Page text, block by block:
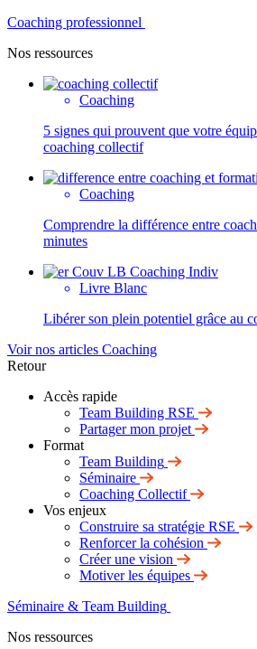
Coaching professionnel
Nos ressources
Coaching
5 signes qui prouvent que votre
coaching collectif
Coaching
Comprendre la différence entre
minutes
Livre Blanc
Libérer son plein potentiel grâce au
Voir nos articles Coaching
Retour
Accès rapide
Team Building RSE
Partager mon projet
Format
Team Building
Séminaire
Coaching Collectif
Vos enjeux
Construire sa stratégie RSE
Renforcer la cohésion
Créer une vision
Motiver les équipes
Séminaire & Team Building
Nos ressources